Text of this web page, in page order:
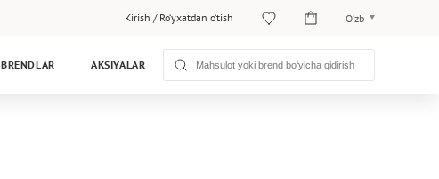
Kirish / Ro‘yxatdan o‘tish O‘zb
Рус
BRENDLAR AKSIYALAR